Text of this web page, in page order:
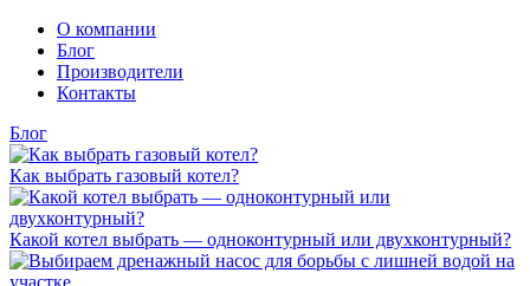
О компании
Блог
Производители
Контакты
Блог
Как выбрать газовый котел?
Какой котел выбрать — одноконтурный или двухконтурный?